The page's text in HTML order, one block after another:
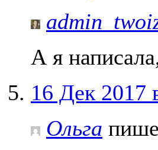
А я
16 Дек 2017
Ольга